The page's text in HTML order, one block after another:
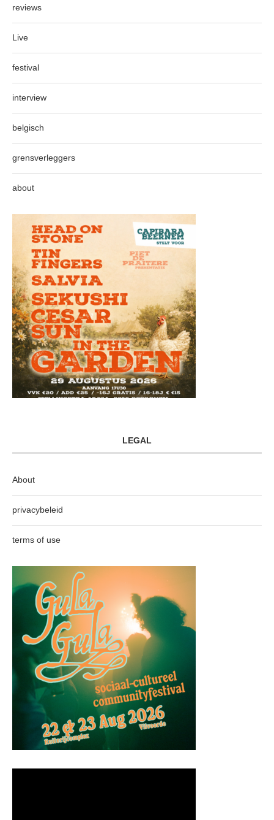
reviews
Live
festival
interview
belgisch
grensverleggers
about
LEGAL
About
privacybeleid
terms of use